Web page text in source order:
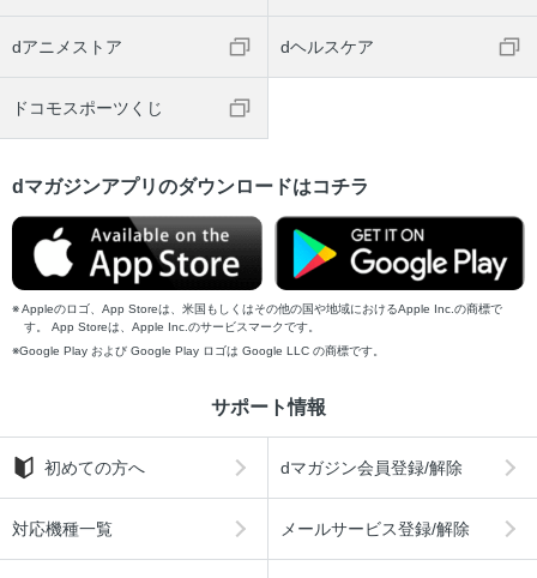
dアニメストア dヘルスケア
ドコモスポーツくじ
dマガジンアプリのダウンロードはコチラ
Appleのロゴ、App Storeは、米国もしくはその他の国や地域におけるApple Inc.の商標で
す。 App Storeは、Apple Inc.のサービスマークです。
Google Play および Google Play ロゴは Google LLC の商標です。
サポート情報
初めての方へ dマガジン会員登録/解除
対応機種一覧 メールサービス登録/解除